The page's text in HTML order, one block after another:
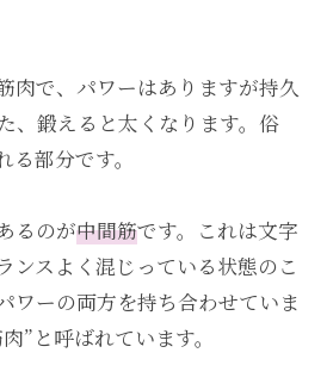
肉で、パワーはありますが持久
、鍛えると太くなります。俗
部分です。
るのが中間筋です。これは文字
ンスよく混じっている状態のこ
ワーの両方を持ち合わせていま
”と呼ばれています。